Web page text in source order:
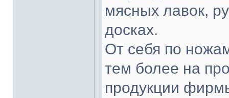
мясных лавок,
досках.
От себя по
тем более на
продукции